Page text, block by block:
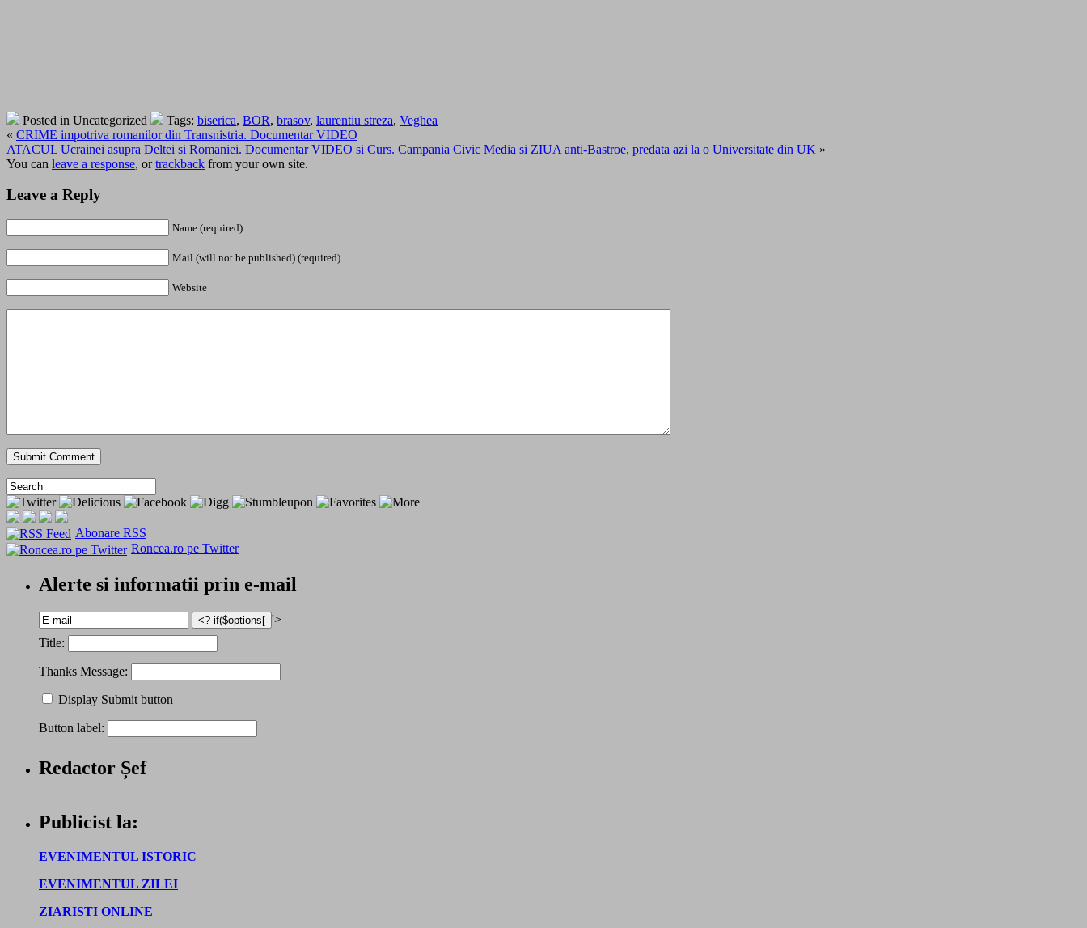
Posted in Uncategorized Tags: biserica, BOR, brasov, laurentiu streza, Veghea
« CRIME impotriva romanilor din Transnistria. Documentar VIDEO
ATACUL Ucrainei asupra Deltei si Romaniei. Documentar VIDEO si Curs. Campania Civic Media si ZIUA anti-Bastroe, predata azi la o Universitate din UK »
You can leave a response, ortrackback from your own site.
Leave a Reply
Name (required)
Mail (will not be published) (required)
Website
Abonare RSS
Roncea.ro pe Twitter
Alerte si informatii prin e-mail
'>
Title:
Thanks Message:
Display Submit button
Button label:
Redactor Șef
Publicist la:
EVENIMENTUL ISTORIC
EVENIMENTUL ZILEI
ZIARISTI ONLINE